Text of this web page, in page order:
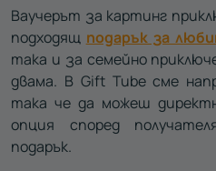
Ваучерът за картинг
подходящ подарък за
така и за семейно
двама. В Gift Tube сме
така че да можеш
опция според
подарък.